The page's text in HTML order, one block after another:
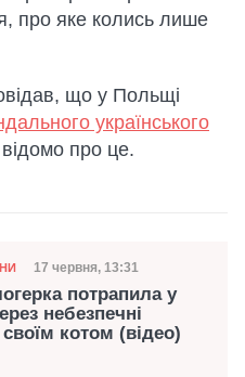
про яке колись лише
що у Польщі
українського
про це.
Дата публікації
17 червня, 13:31
потрапила у
небезпечні
своїм котом (відео)